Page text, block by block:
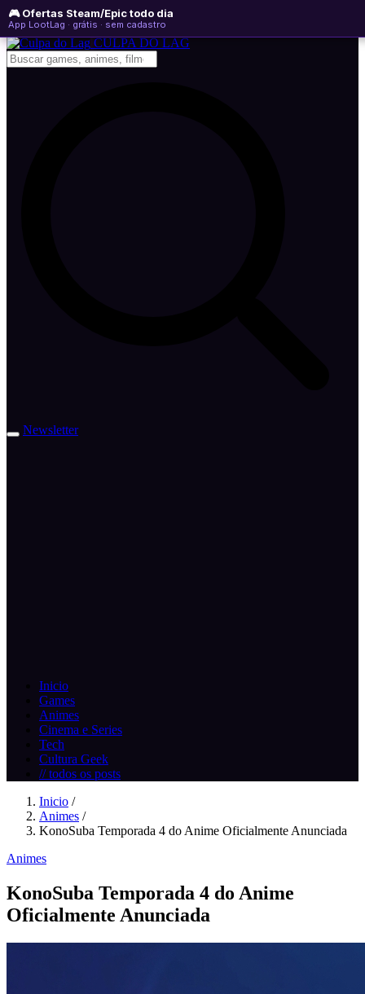
🎮 Ofertas Steam/Epic todo dia
App LootLag · grátis · sem cadastro
domingo, 09 de agosto de 2026 WhatsApp
Newsletter
CULPA DO LAG
Newsletter
Inicio
Games
Animes
Cinema e Series
Tech
Cultura Geek
// todos os posts
Inicio /
Animes /
KonoSuba Temporada 4 do Anime Oficialmente Anunciada
Animes
KonoSuba Temporada 4 do Anime
Oficialmente Anunciada